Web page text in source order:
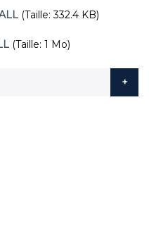
(Taille: 332.4 KB)
(Taille: 1 Mo)